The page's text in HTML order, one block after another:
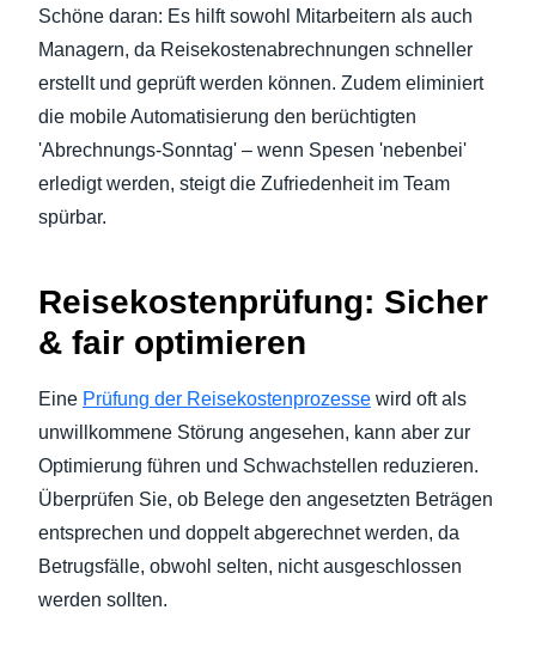
Schöne daran: Es hilft sowohl Mitarbeitern als auch
Managern, da Reisekostenabrechnungen schneller
erstellt und geprüft werden können. Zudem eliminiert
die mobile Automatisierung den berüchtigten
'Abrechnungs-Sonntag' – wenn Spesen 'nebenbei'
erledigt werden, steigt die Zufriedenheit im Team
spürbar.
Reisekostenprüfung: Sicher
& fair optimieren
Eine Prüfung der Reisekostenprozesse wird oft als
unwillkommene Störung angesehen, kann aber zur
Optimierung führen und Schwachstellen reduzieren.
Überprüfen Sie, ob Belege den angesetzten Beträgen
entsprechen und doppelt abgerechnet werden, da
Betrugsfälle, obwohl selten, nicht ausgeschlossen
werden sollten.